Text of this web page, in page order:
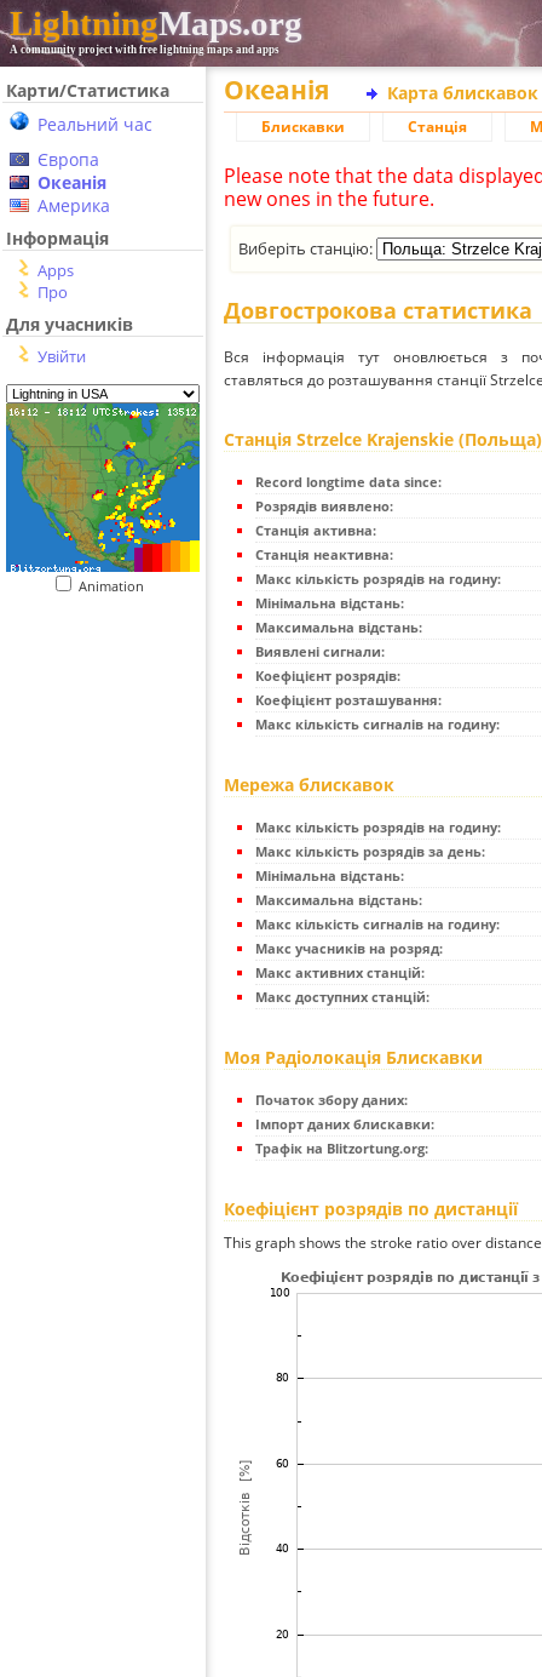
LightningMaps.org
A community project with free lightning maps and apps
Карти/Статистика
Реальний час
Європа
Океанія
Америка
Інформація
Apps
Про
Для учасників
Увійти
Animation
Океанія Карта
Блискавки Станція
Please note that the data
new ones in the future.
Виберіть станцію:
Довгострокова статистика
Вся інформація тут оновлюється з
ставляться до розташування станції
Станція Strzelce Krajenskie (Польща)
Record longtime data since:
Розрядів виявлено:
Станція активна:
Станція неактивна:
Макс кількість розрядів на годину:
Мінімальна відстань:
Максимальна відстань:
Виявлені сигнали:
Коефіцієнт розрядів:
Коефіцієнт розташування:
Макс кількість сигналів на годину:
Мережа блискавок
Макс кількість розрядів на годину:
Макс кількість розрядів за день:
Мінімальна відстань:
Максимальна відстань:
Макс кількість сигналів на годину:
Макс учасників на розряд:
Макс активних станцій:
Макс доступних станцій:
Моя Радіолокація Блискавки
Початок збору даних:
Імпорт даних блискавки:
Трафік на Blitzortung.org:
Коефіцієнт розрядів по дистанції
This graph shows the stroke ratio over